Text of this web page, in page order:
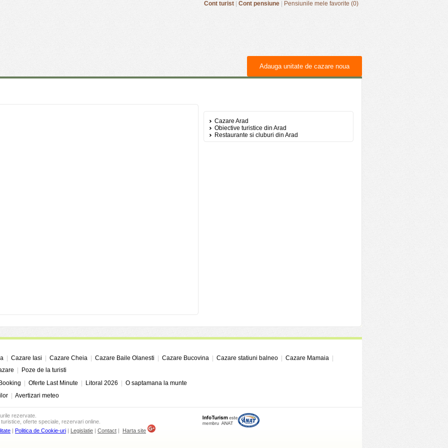
Cont turist Cont pensiune Pensiunile mele favorite (0)
Adauga unitate de cazare noua
Cazare Arad
Obiective turistice din Arad
Restaurante si cluburi din Arad
Cazare Iasi Cazare Cheia Cazare Baile Olanesti Cazare Bucovina Cazare statiuni balneo Cazare Mamaia
Poze de la turisti
Oferte Last Minute Litoral 2026
O saptamana la munte
Avertizari meteo
rezervate.
oferte speciale, rezervari online.
| Politica de Cookie-uri | Legislatie | Contact | Harta site